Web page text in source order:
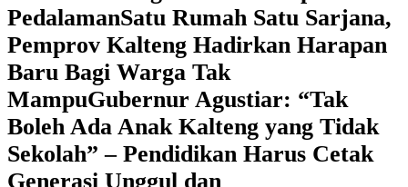
Pedalaman‎Satu Rumah Satu Sarjana,
Pemprov Kalteng Hadirkan Harapan
Baru Bagi Warga Tak
Mampu‎Gubernur Agustiar: “Tak
Boleh Ada Anak Kalteng yang Tidak
Sekolah” – Pendidikan Harus Cetak
Generasi Unggul dan